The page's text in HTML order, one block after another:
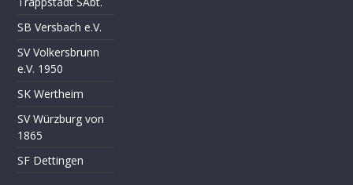
SB Versbach e.V.
SV Volkersbrunn
e.V. 1950
SK Wertheim
SV Würzburg von
1865
SF Dettingen